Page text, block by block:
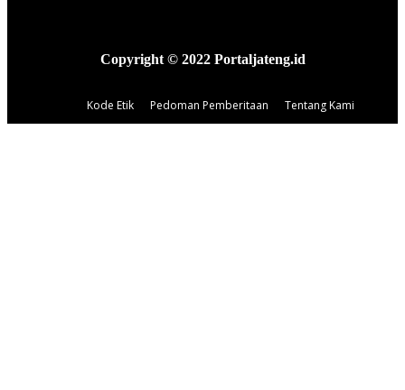
Copyright © 2022 Portaljateng.id
Kode Etik Pedoman Pemberitaan Tentang Kami